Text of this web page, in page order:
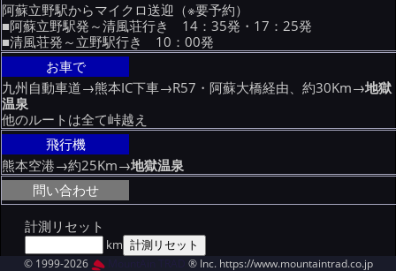
阿蘇立野駅からマイクロ送迎（※要予約）
■阿蘇立野駅発～清風荘行き 14：35発・17：25発
■清風荘発～立野駅行き 10：00発
お車で
九州自動車道→熊本IC下車→R57・阿蘇大橋経由、約30Km→地獄
温泉
他のルートは全て峠越え
飛行機
熊本空港→約25Km→地獄温泉
問い合わせ
計測リセット
km
© 1999-2026 MountAin TRAD ® Inc. https://www.mountaintrad.co.jp